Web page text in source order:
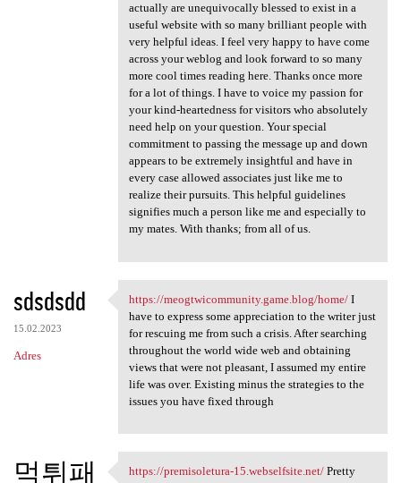
actually are unequivocally blessed to exist in a
useful website with so many brilliant people with
very helpful ideas. I feel very happy to have come
across your weblog and look forward to so many
more cool times reading here. Thanks once more
for a lot of things. I have to voice my passion for
your kind-heartedness for visitors who absolutely
need help on your question. Your special
commitment to passing the message up and down
appears to be extremely insightful and have in
every case allowed associates just like me to
realize their pursuits. This helpful guidelines
signifies much a person like me and especially to
my mates. With thanks; from all of us.
sdsdsdd
15.02.2023
Adres
https://meogtwicommunity.game
https://meogtwicommunity.game.blog/home/I
have to express some appreciation to the writer just
for rescuing me from such a crisis. After searching
throughout the world wide web and obtaining
views that were not pleasant, I assumed my entire
life was over. Existing minus the strategies to the
issues you have fixed through
먹튀패 https://premisoletura-15.webselfsite.net/Pretty